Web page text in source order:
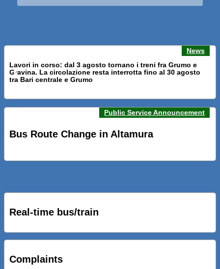
News
Lavori in corso: dal 3 agosto tornano i treni fra Grumo e
Gravina. La circolazione resta interrotta fino al 30 agosto
tra Bari centrale e Grumo
PRESENTATI A BARI NUOVI SERVIZI FALMAPS E LIVECHAT.
IL TUO BUS ED IL TUO TRENO
CICLOPEDONALE FAL CONSEGNA ALLA CITTA’ LE NOVE
OPERE DEL PROGETTO
Previous news Next
Public Service Announcement
Bus Route Change in Altamura
Real-time bus/train
Complaints